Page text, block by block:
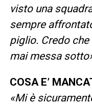
visto una
sempre
piglio. Credo che
mai messa
COSA E’
«Mi è